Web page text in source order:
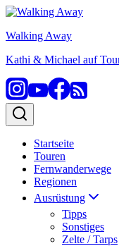
Zum
springen
Walking Away
Kathi & Michael auf
Startseite
Touren
Fernwanderwege
Regionen
Ausrüstung
Tipps
Sonstiges
Zelte / Tarps